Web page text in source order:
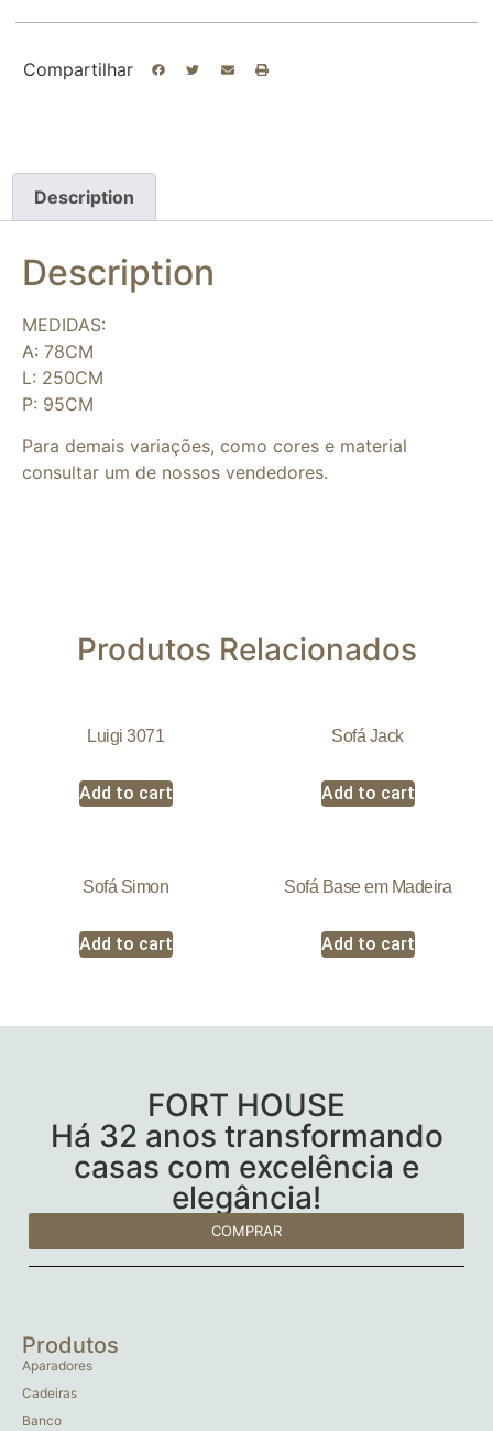
Compartilhar
Description
Description
MEDIDAS:
A: 78CM
L: 250CM
P: 95CM
Para demais variações, como cores e material
consultar um de nossos vendedores.
Produtos Relacionados
Luigi 3071
Add to cart
Sofá Jack
Add to cart
Sofá Simon
Add to cart
Sofá Base em Madeira
Add to cart
FORT HOUSE
Há 32 anos transformando
casas com excelência e
elegância!
COMPRAR
Produtos
Aparadores
Cadeiras
Banco